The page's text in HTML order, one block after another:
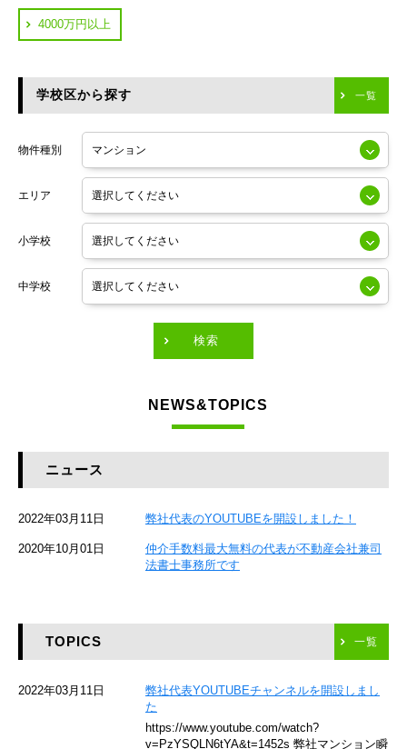
川崎市川崎区
川崎市中原区
川崎市高津区
JR中央・総武線
東京メトロ日比谷線
小田急線
東京メトロ半蔵門線
東京メトロ副都心線
東京メトロ有楽町線
JR総武本線
京成本線
東海道新幹線
4000万円以上
学校区から探す 一覧
物件種別
エリア
小学校
中学校
検索
NEWS&TOPICS
ニュース
2022年03月11日 弊社代表のYOUTUBEを開設しました！
2020年10月01日
仲介手数料最大無料の代表が不動産会社兼司
法書士事務所です
TOPICS 一覧
2022年03月11日
弊社代表YOUTUBEチャンネルを開設しまし
た
https://www.youtube.com/watch?
v=PzYSQLN6tYA&t=1452s 弊社マンション瞬